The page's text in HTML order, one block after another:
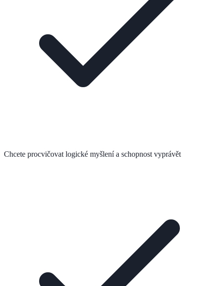
Chcete procvičovat logické myšlení a schopnost vyprávět